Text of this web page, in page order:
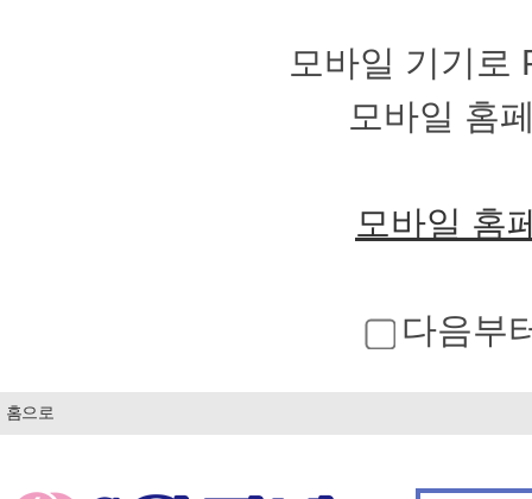
모바일 기기로
모바일 홈
모바일 홈
다음부
홈으로